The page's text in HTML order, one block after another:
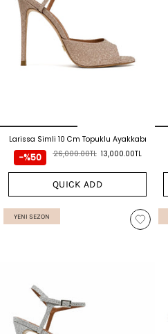
Larissa Simli 10 Cm Topuklu Ayakkabı
13,000.00TL
26,000.00TL
-%50
QUICK ADD
YENI SEZON